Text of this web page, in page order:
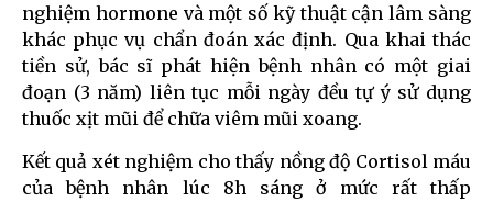
nghiệm hormone và một số kỹ thuật cận lâm sàng
khác phục vụ chẩn đoán xác định. Qua khai thác
tiền sử, bác sĩ phát hiện bệnh nhân có một giai
đoạn (3 năm) liên tục mỗi ngày đều tự ý sử dụng
thuốc xịt mũi để chữa viêm mũi xoang.
Kết quả xét nghiệm cho thấy nồng độ Cortisol máu
của bệnh nhân lúc 8h sáng ở mức rất thấp